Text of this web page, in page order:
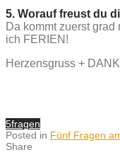
5. Worauf freust du
Da kommt zuerst
ich FERIEN!
Herzensgruss +
5fragen
Posted in Fünf Fragen
Share